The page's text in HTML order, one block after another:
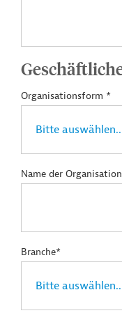
Organisationsform *
Name der Organisation
Branche*